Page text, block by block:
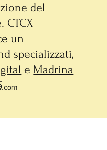
del
CTCX
un
specializzati,
e Madrina